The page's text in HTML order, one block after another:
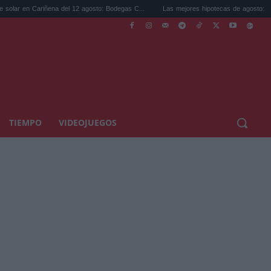
del 12 agosto: Bodegas C... Las mejores hipotecas de agosto: el TAE más
TIEMPO VIDEOJUEGOS